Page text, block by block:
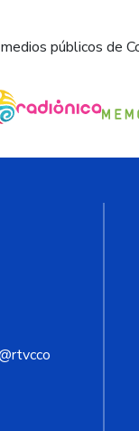
públicos de